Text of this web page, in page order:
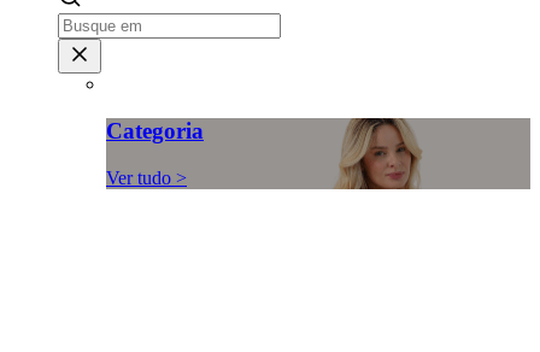
Categoria
Ver tudo >